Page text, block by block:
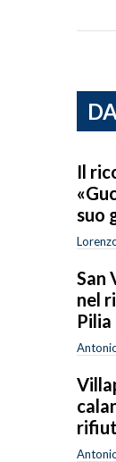
DA
Il
suo
San
nel
Pilia